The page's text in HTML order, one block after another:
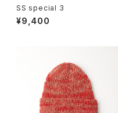
SS special 3
¥9,400